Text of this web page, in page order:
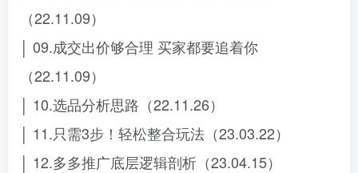
（22.11.09）
│ 09.成交出价够合理 买家都要追着你
（22.11.09）
│ 10.选品分析思路（22.11.26）
│ 11.只需3步！轻松整合玩法（23.03.22）
│ 12.多多推广底层逻辑剖析（23.04.15）